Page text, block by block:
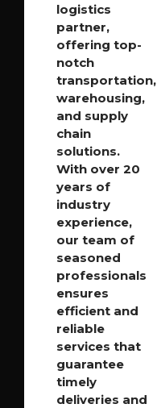
logistics
partner,
offering top-
notch
transportation,
warehousing,
and supply
chain
solutions.
With over 20
years of
industry
experience,
our team of
seasoned
professionals
ensures
efficient and
reliable
services that
guarantee
timely
deliveries and